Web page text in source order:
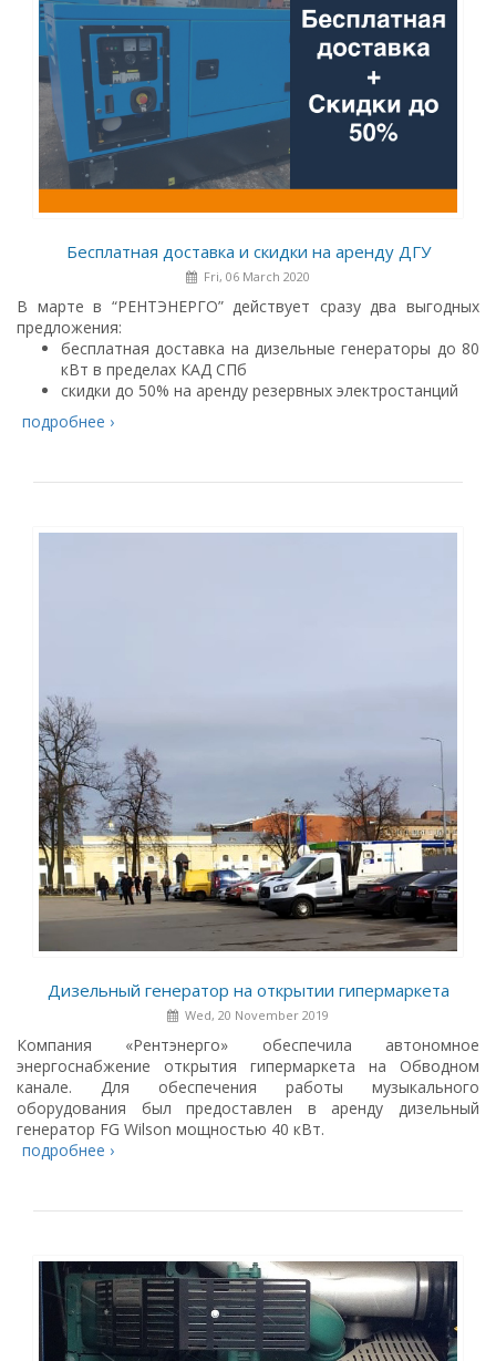
Бесплатная доставка и скидки на аренду ДГУ
Fri, 06 March 2020
В марте в “РЕНТЭНЕРГО” действует сразу два выгодных
предложения:
бесплатная доставка на дизельные генераторы до 80
кВт в пределах КАД СПб
скидки до 50% на аренду резервных электростанций
подробнее ›
Дизельный генератор на открытии гипермаркета
Wed, 20 November 2019
Компания «Рентэнерго» обеспечила автономное
энергоснабжение открытия гипермаркета на Обводном
канале. Для обеспечения работы музыкального
оборудования был предоставлен в аренду дизельный
генератор FG Wilson мощностью 40 кВт.
подробнее ›